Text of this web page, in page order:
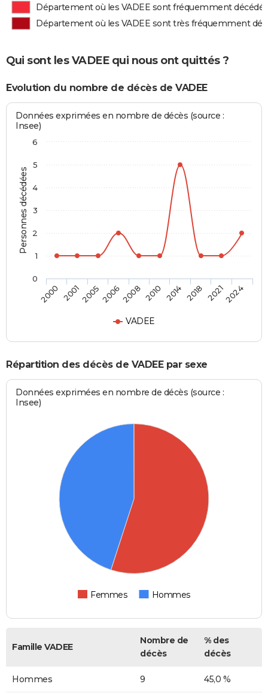
Département où les VADEE sont fréquemment décédés
Département où les VADEE sont très fréquemment
Qui sont les VADEE qui nous ont quittés ?
Evolution du nombre de décès de VADEE
Personnes décédées
Données exprimées en nombre de décès (source :
Insee)
VADEE
2000 2001200520062008 2010 2014 2018 20212024
0
1
2
3
4
5
6
Répartition des décès de VADEE par sexe
Données exprimées en nombre de décès (source :
Insee)
Femmes Hommes
Famille VADEE
Nombre de
décès
% des
décès
Hommes 9 45,0 %